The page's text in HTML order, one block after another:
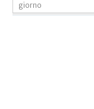
giorno